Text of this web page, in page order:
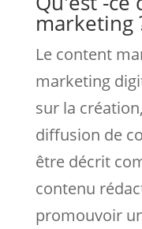
marketing
Le content
marketing
sur la
diffusion de
être décrit
contenu
promouvoir